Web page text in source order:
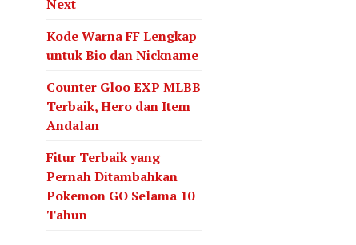
Next
Kode Warna FF Lengkap
untuk Bio dan Nickname
Counter Gloo EXP MLBB
Terbaik, Hero dan Item
Andalan
Fitur Terbaik yang
Pernah Ditambahkan
Pokemon GO Selama 10
Tahun